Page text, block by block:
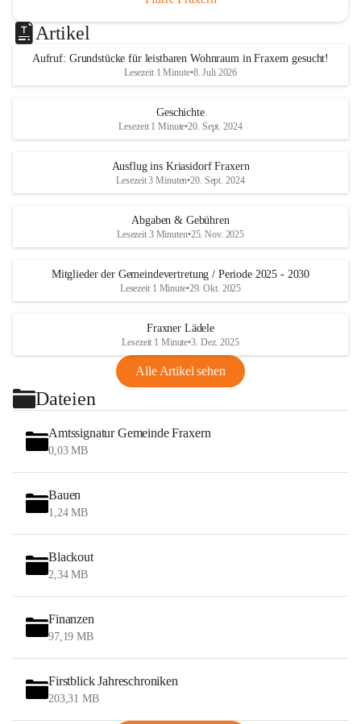
Artikel
Aufruf: Grundstücke für leistbaren Wohnraum in Fraxern gesucht!
Lesezeit 1 Minute•8. Juli 2026
Geschichte
Lesezeit 1 Minute•20. Sept. 2024
Ausflug ins Kriasidorf Fraxern
Lesezeit 3 Minuten•20. Sept. 2024
Abgaben & Gebühren
Lesezeit 3 Minuten•25. Nov. 2025
Mitglieder der Gemeindevertretung / Periode 2025 - 2030
Lesezeit 1 Minute•29. Okt. 2025
Fraxner Lädele
Lesezeit 1 Minute•3. Dez. 2025
Alle Artikel sehen
Dateien
Amtssignatur Gemeinde Fraxern
0,03 MB
Bauen
1,24 MB
Blackout
2,34 MB
Finanzen
97,19 MB
Firstblick Jahreschroniken
203,31 MB